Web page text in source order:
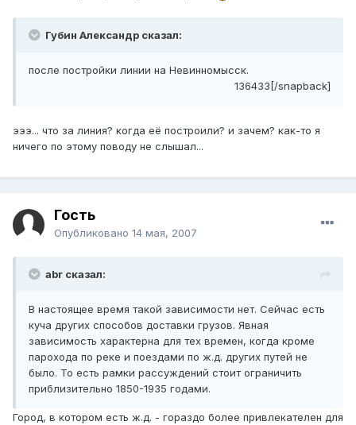
Губин Александр сказал:
после постройки линии на Невинномысск.
136433[/snapback]
эээ... что за линия? когда её построили? и зачем? как-то я
ничего по этому поводу не слышал...
Гость
Опубликовано 14 мая, 2007
abr сказал:
В настоящее время такой зависимости нет. Сейчас есть
куча других способов доставки грузов. Явная
зависимость характерна для тех времен, когда кроме
парохода по реке и поездами по ж.д. других путей не
было. То есть рамки рассуждений стоит ограничить
приблизительно 1850-1935 годами.
Город, в котором есть ж.д. - гораздо более привлекателен для